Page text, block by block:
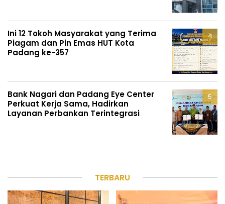
Ini 12 Tokoh Masyarakat yang Terima
Piagam dan Pin Emas HUT Kota
Padang ke-357
Bank Nagari dan Padang Eye Center
Perkuat Kerja Sama, Hadirkan
Layanan Perbankan Terintegrasi
TERBARU